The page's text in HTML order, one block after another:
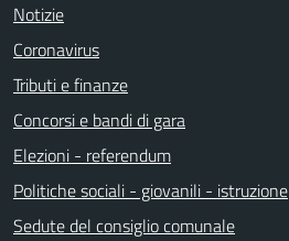
Notizie
Coronavirus
Tributi e finanze
Concorsi e bandi di gara
Elezioni - referendum
Politiche sociali - giovanili - istruzione
Sedute del consiglio comunale